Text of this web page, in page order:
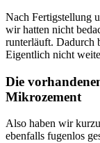
Nach Fertigstellung
wir hatten nicht
runterläuft. Dadurch
Eigentlich nicht
Die
Mikrozement
Also haben wir
ebenfalls fugenlos